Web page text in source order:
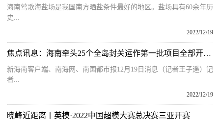
海南莺歌海盐场是我国南方晒盐条件最好的地区。盐场具有60余年历
史...
2022/12/19
焦点讯息：海南牵头25个全岛封关运作第一批项目全部开工 总投资约117亿元
新海南客户端、南海网、南国都市报12月19日消息（记者王子遥）记
者...
2022/12/19
晓峰近距离丨英模·2022中国超模大赛总决赛三亚开赛